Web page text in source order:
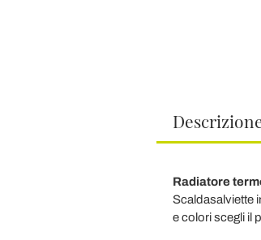
Radiatore
Scaldasalviette
e colori scegli il